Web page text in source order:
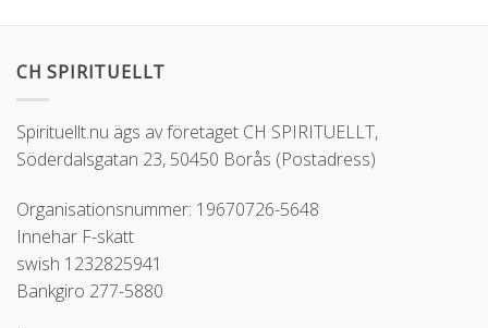
CH SPIRITUELLT
Spirituellt.nu ägs av företaget CH SPIRITUELLT,
Söderdalsgatan 23, 50450 Borås (Postadress)
Organisationsnummer: 19670726-5648
Innehar F-skatt
swish 1232825941
Bankgiro 277-5880